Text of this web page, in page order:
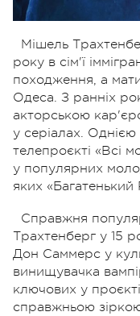
Мішель
року в сім'ї
походження, а
Одеса. З ранніх
акторською
у серіалах. Однією
телепроєкті «Всі
у популярних
яких «Багатенький
Справжня
Трахтенберг у 15
Дон Саммерс у
винищувачка
ключових у
справжньою